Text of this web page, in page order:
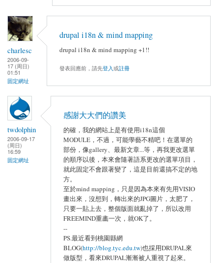
charlesc
2006-09-
17 (周日)
01:51
固定網址
drupal i18n & mind mapping
drupal i18n & mind mapping +1!!
發表回應前，請先登入或註冊
twdolphin
2006-09-17
(周日)
16:59
固定網址
感謝大大們的讚美
的確，我的網站上是有使用i18n這個
MODULE，不過，可能學藝不精吧！在選單的
部份，像gallery、最新文章...等，再我更改選單
的順序以後，本來會隨著語系更改的選單項目，
就此固定不會跟著變了，這是目前還搞不定的地
方。
至於mind mapping，只是因為本來有先用VISIO
畫出來，沒想到，轉出來的JPG圖片，太肥了，
只要一貼上去，整個版面就亂掉了，所以改用
FREEMIND重畵一次，就OK了。
--
PS.最近看到桃園縣網
BLOG(http://blog.tyc.edu.tw)也採用DRUPAL來
做版型，看來DRUPAL漸漸被人重視了起來。